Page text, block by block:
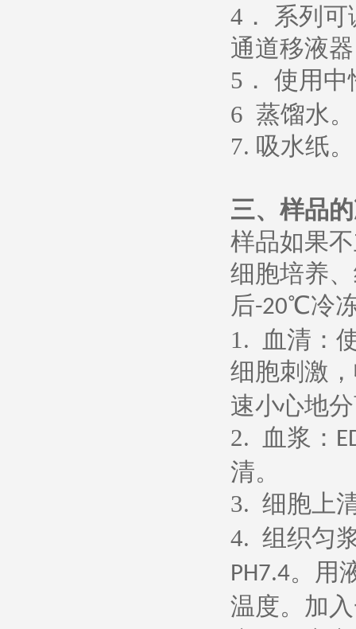
4 ． 系列
通道移液
5 ． 使用中
6 蒸馏水。
7. 吸水纸。
三、样品
样品如果
细胞培养
后-20℃冷
1.
血清：
细胞刺激
速小心地
2.
血浆：
清。
3. 细胞上
4. 组织匀
PH7.4。用
温度。加